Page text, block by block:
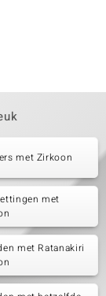
met Zirkoon
met
met Ratanakiri